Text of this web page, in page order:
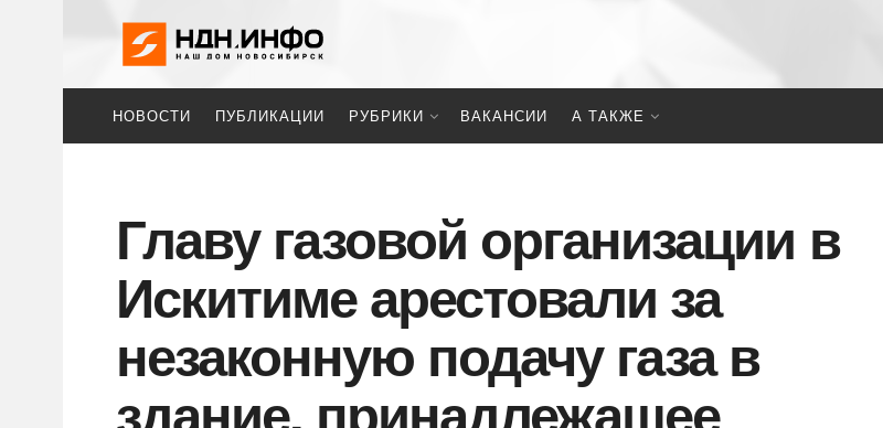
НОВОСТИ ПУБЛИКАЦИИ РУБРИКИ ВАКАНСИИ А ТАКЖЕ
Главу газовой организации в
Искитиме арестовали за
незаконную подачу газа в
здание, принадлежащее